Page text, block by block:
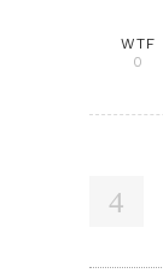
WTF
0